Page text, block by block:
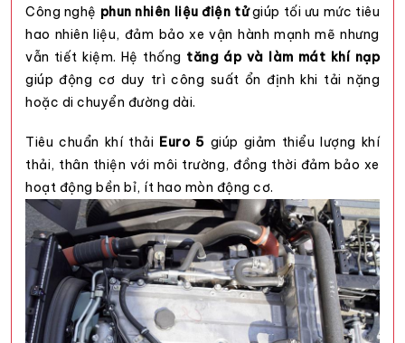
Công nghệ phun nhiên liệu điện tửgiúp tối ưu mức tiêu
hao nhiên liệu, đảm bảo xe vận hành mạnh mẽ nhưng
vẫn tiết kiệm. Hệ thống tăng áp và làm mát khí nạp
giúp động cơ duy trì công suất ổn định khi tải nặng
hoặc di chuyển đường dài.
Tiêu chuẩn khí thải Euro 5 giúp giảm thiểu lượng khí
thải, thân thiện với môi trường, đồng thời đảm bảo xe
hoạt động bền bỉ, ít hao mòn động cơ.